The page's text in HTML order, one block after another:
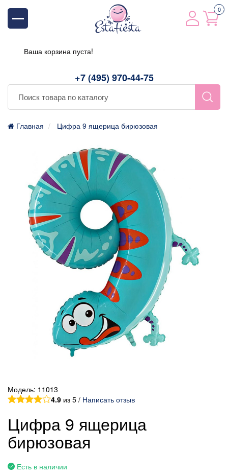
+7 (495) 970-44-75
0
Ваша корзина пуста!
Главная Цифра 9 ящерица бирюзовая
Модель: 11013
4.9 из 5 / Написать отзыв
Цифра 9 ящерица
бирюзовая
Есть в наличии